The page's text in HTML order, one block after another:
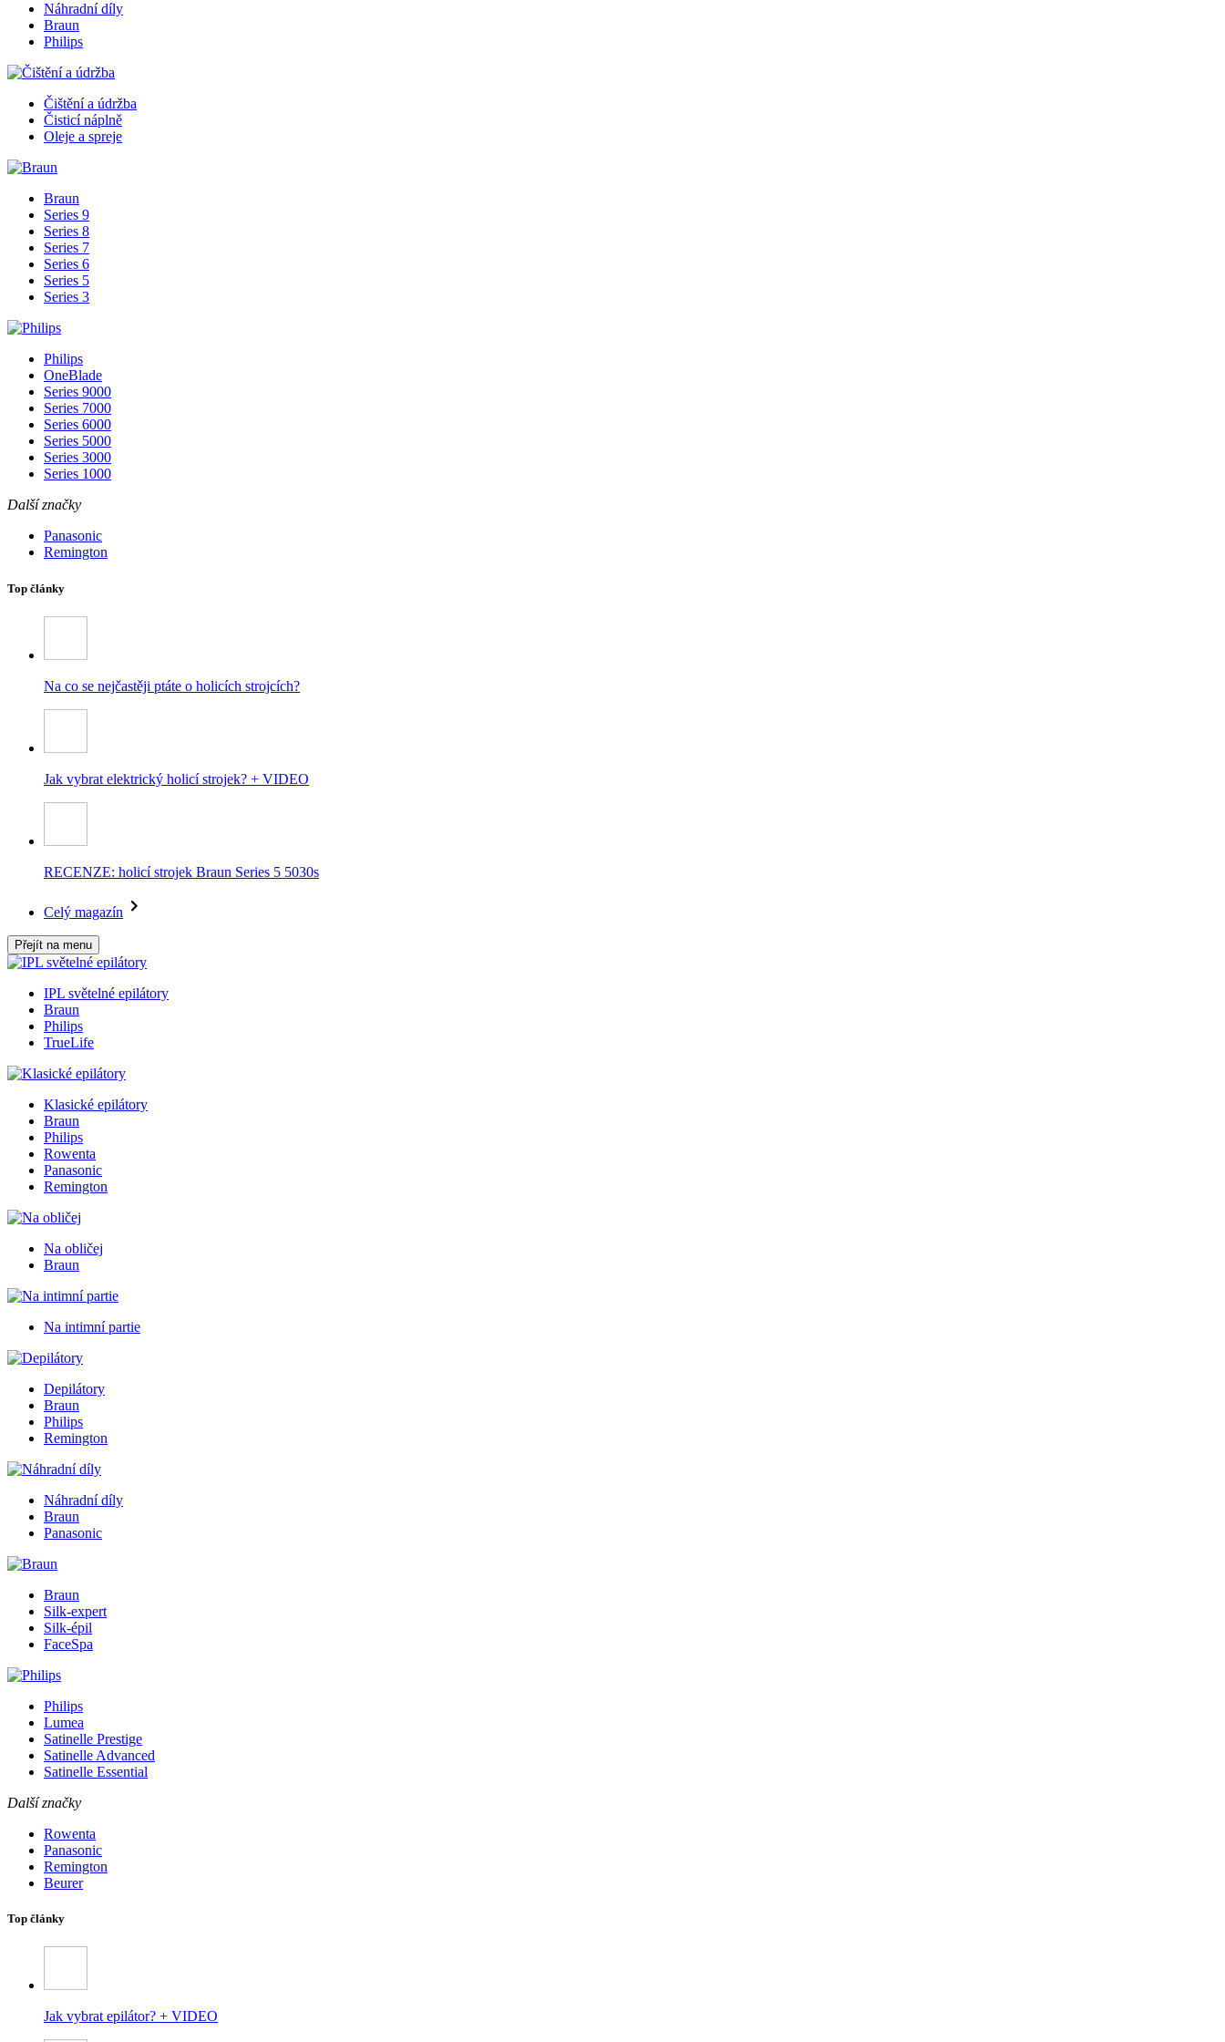
Náhradní díly
Braun
Philips
Čištění a údržba
Čisticí náplně
Oleje a spreje
Braun
Series 9
Series 8
Series 7
Series 6
Series 5
Series 3
Philips
OneBlade
Series 9000
Series 7000
Series 6000
Series 5000
Series 3000
Series 1000
Další značky
Panasonic
Remington
Top články
Na co se nejčastěji ptáte o holicích strojcích?
Jak vybrat elektrický holicí strojek? + VIDEO
RECENZE: holicí strojek Braun Series 5 5030s
Celý magazín
Přejít na menu
IPL světelné epilátory
Braun
Philips
TrueLife
Klasické epilátory
Braun
Philips
Rowenta
Panasonic
Remington
Na obličej
Braun
Na intimní partie
Depilátory
Braun
Philips
Remington
Náhradní díly
Braun
Panasonic
Braun
Silk-expert
Silk-épil
FaceSpa
Philips
Lumea
Satinelle Prestige
Satinelle Advanced
Satinelle Essential
Další značky
Rowenta
Panasonic
Remington
Beurer
Top články
Jak vybrat epilátor? + VIDEO